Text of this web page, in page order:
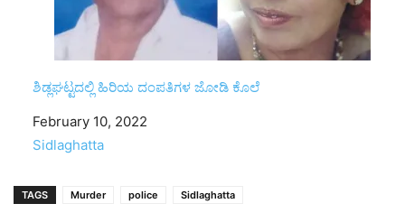
ಶಿಡ್ಲಘಟ್ಟದಲ್ಲಿ ಹಿರಿಯ ದಂಪತಿಗಳ ಜೋಡಿ ಕೊಲೆ
Date
February 10, 2022
In relation to
Sidlaghatta
TAGS Murder police Sidlaghatta